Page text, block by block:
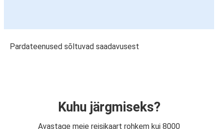
Pardateenused sõltuvad saadavusest
Kuhu järgmiseks?
Avastage meie reisikaart rohkem kui 8000